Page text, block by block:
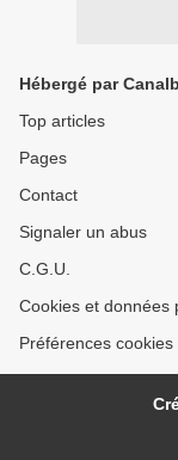
Hébergé par
Top articles
Pages
Contact
Signaler un abus
C.G.U.
Cookies et données
Préférences cookies